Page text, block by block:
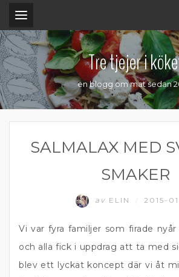
Tre tjejer i
en blogg om mat sedan
SALMALAX MED
SMAKER
av ELIN 2015-
Vi var fyra familjer som firade
och alla fick i uppdrag att ta med
blev ett lyckat koncept där vi åt